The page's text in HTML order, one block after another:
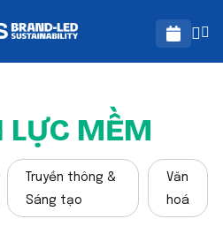
LỰC MỀM
Truyền thông &
Sáng tạo
Văn
hoá